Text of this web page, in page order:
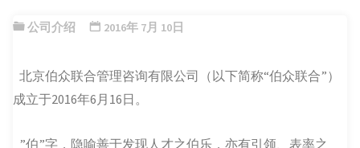
公司介绍 2016年 7月 10日
北京伯众联合管理咨询有限公司（以下简称“伯众联合”）
成立于2016年6月16日。
”伯”字，隐喻善于发现人才之伯乐，亦有引领、表率之